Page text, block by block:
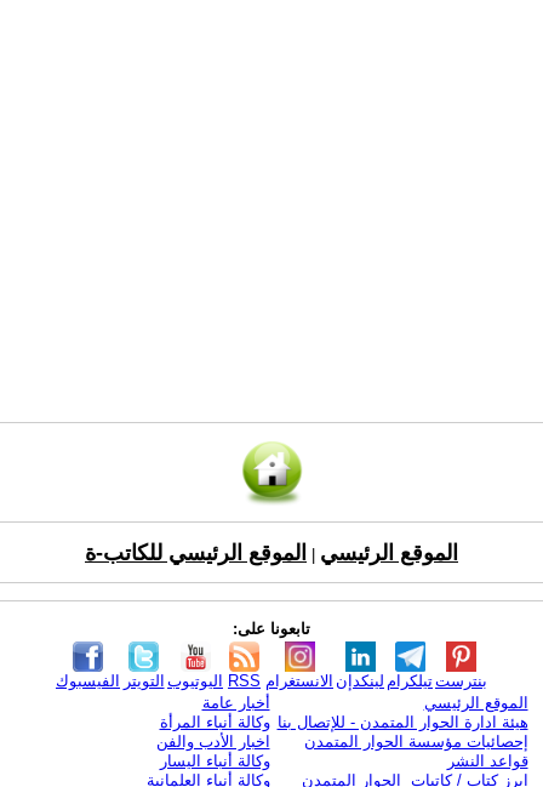
الموقع الرئيسي الموقع الرئيسي للكاتب-ة
تابعونا على:
الفيسبوك التويتر اليوتيوب RSS الانستغرام لينكدإن تيلكرامبنترست
الموقع الرئيسي
هيئة ادارة الحوار المتمدن - للإتصال بنا
إحصائيات مؤسسة الحوار المتمدن
قواعد النشر
ابرز كتاب / كاتبات الحوار المتمدن
أخبار عامة
وكالة أنباء المرأة
اخبار الأدب والفن
وكالة أنباء اليسار
وكالة أنباء العلمانية